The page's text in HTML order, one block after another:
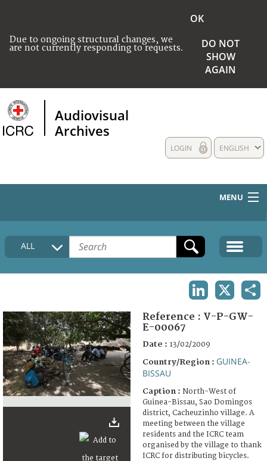
Due to ongoing structural changes, we
are not currently responding to requests.
OK
DO NOT
SHOW
AGAIN
Audiovisual
Archives
ENGLISH
LOGIN
MENU
HOME
COLLECTIONS DESCRIPTION
FAQ
ALL
Reference : V-P-GW-
E-00067
Date : 13/02/2009
Country/Region : GUINEA-
BISSAU
Caption : North-West of
Guinea-Bissau, Sao Domingos
district, Cacheuzinho village. A
meeting between the village
residents and the ICRC team
organised by the village to thank
ICRC for distributing bicycles.